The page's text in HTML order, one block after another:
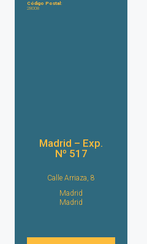
Código Postal:
28008
Madrid – Exp.
Nº 517
Calle Arriaza, 8
Madrid
Madrid